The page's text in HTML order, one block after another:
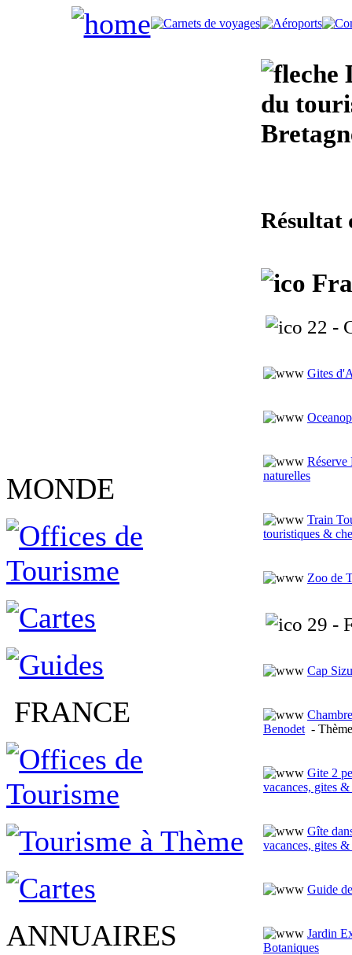
MONDE
FRANCE
ANNUAIRES
du
Résultat
22 -
Gites
Réserve
naturelles
Train
touristiques &
Zoo de
29 -
Cap
Benodet -
Gite 2
vacances, gites
Gîte
vacances, gites
Guide
Jardin
Botaniques